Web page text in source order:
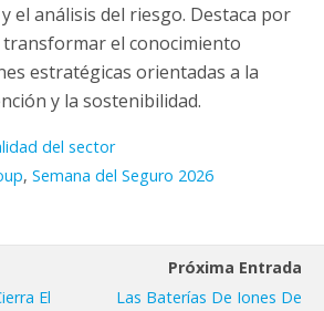
el análisis del riesgo. Destaca por
transformar el conocimiento
estratégicas orientadas a la
y la sostenibilidad.
del sector
, Semana del Seguro 2026
El
Próxima Entrada
Las Baterías De Iones De